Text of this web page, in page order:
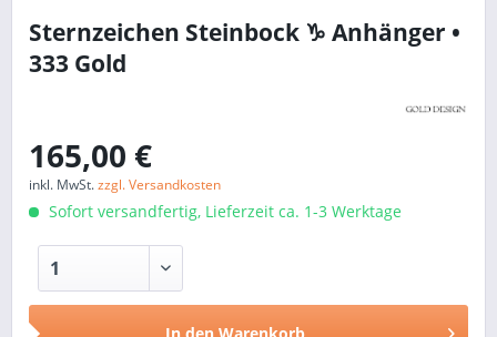
Sternzeichen Steinbock ♑ Anhänger •
333 Gold
165,00 €
inkl. MwSt.zzgl. Versandkosten
Sofort versandfertig, Lieferzeit ca. 1-3 Werktage